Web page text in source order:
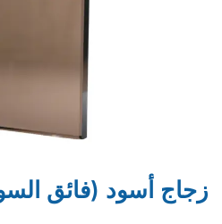
زجاج أسود (فائق